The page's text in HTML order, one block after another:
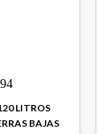
LITROS
BAJAS